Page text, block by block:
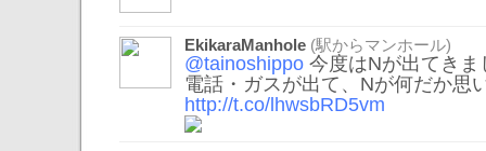
EkikaraManhole (駅からマンホール)
@tainoshippo 今度はNが出てき
電話・ガスが出て、Nが何だか思
http://t.co/lhwsbRD5vm